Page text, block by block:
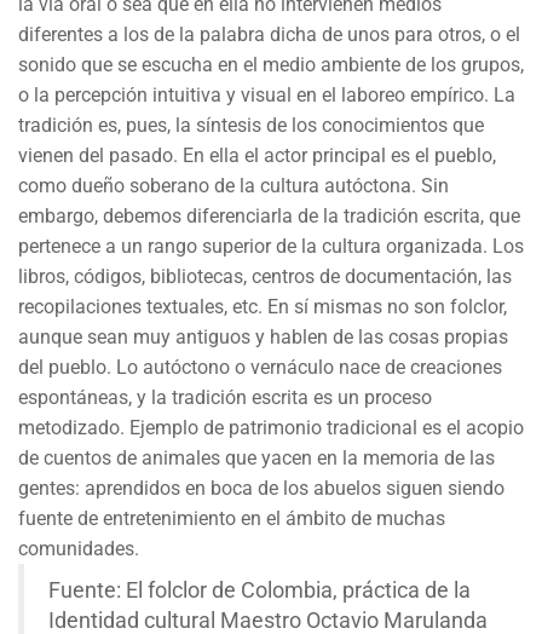
diferentes a los de la palabra dicha de unos para otros, o el
sonido que se escucha en el medio ambiente de los grupos,
o la percepción intuitiva y visual en el laboreo empírico. La
tradición es, pues, la síntesis de los conocimientos que
vienen del pasado. En ella el actor principal es el pueblo,
como dueño soberano de la cultura autóctona. Sin
embargo, debemos diferenciarla de la tradición escrita, que
pertenece a un rango superior de la cultura organizada. Los
libros, códigos, bibliotecas, centros de documentación, las
recopilaciones textuales, etc. En sí mismas no son folclor,
aunque sean muy antiguos y hablen de las cosas propias
del pueblo. Lo autóctono o vernáculo nace de creaciones
espontáneas, y la tradición escrita es un proceso
metodizado. Ejemplo de patrimonio tradicional es el acopio
de cuentos de animales que yacen en la memoria de las
gentes: aprendidos en boca de los abuelos siguen siendo
fuente de entretenimiento en el ámbito de muchas
comunidades.
Fuente: El folclor de Colombia, práctica de la
Identidad cultural Maestro Octavio Marulanda